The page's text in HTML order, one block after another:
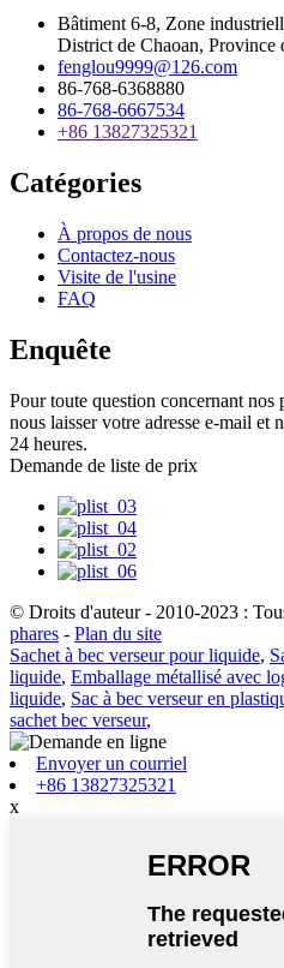
Bâtiment 6-8, Zone
District de Chaoan,
fenglou9999@126.com
86-768-6368880
86-768-6667534
+86 13827325321
Catégories
À propos de nous
Contactez-nous
Visite de l'usine
FAQ
Enquête
Pour toute question concernant
nous laisser votre adresse e-mail et
24 heures.
Demande de liste de prix
© Droits d'auteur - 2010-2023 :
phares - Plan du site
Sachet à bec verseur pour liquide,
liquide, Emballage métallisé avec
liquide, Sac à bec verseur en
sachet bec verseur,
Envoyer un courriel
+86 13827325321
x